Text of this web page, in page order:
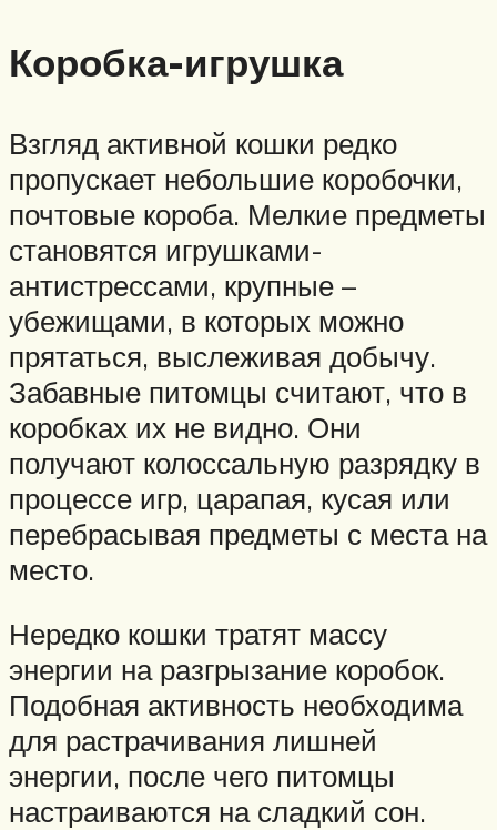
Коробка-игрушка
Взгляд активной кошки редко
пропускает небольшие коробочки,
почтовые короба. Мелкие предметы
становятся игрушками-
антистрессами, крупные –
убежищами, в которых можно
прятаться, выслеживая добычу.
Забавные питомцы считают, что в
коробках их не видно. Они
получают колоссальную разрядку в
процессе игр, царапая, кусая или
перебрасывая предметы с места на
место.
Нередко кошки тратят массу
энергии на разгрызание коробок.
Подобная активность необходима
для растрачивания лишней
энергии, после чего питомцы
настраиваются на сладкий сон.